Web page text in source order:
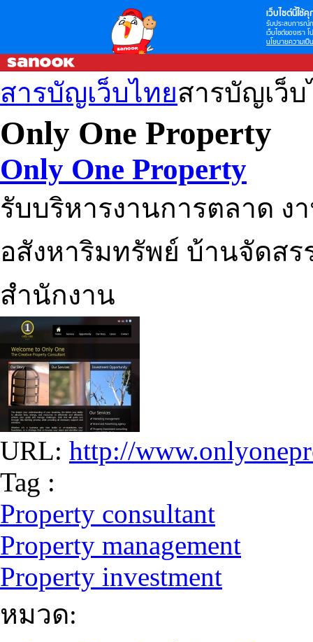
เว็บไซต์นี้ใช้คุ
รับประสบการณ์
เว็บไซต์ของเรา
นโยบายความเป็
สารบัญเว็บไทยสารบัญเว็
Only One Property
Only One Property
รับบริหารงานการตลาด ง
อสังหาริมทรัพย์ บ้านจัดส
สำนักงาน
URL: http://
Tag :
Property consultant
Property management
Property investment
หมวด: